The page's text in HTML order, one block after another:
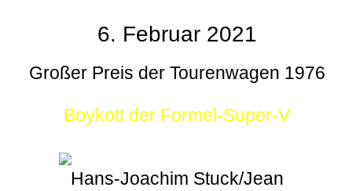
6. Februar 2021
Großer Preis der Tourenwagen 1976
Boykott der Formel-Super-V
Hans-Joachim Stuck/Jean